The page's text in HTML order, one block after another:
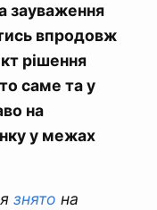
зауваження
впродовж
рішення
саме та у
на
у межах
знято на